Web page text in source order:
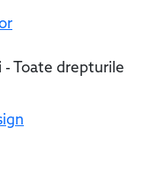
- Toate drepturile